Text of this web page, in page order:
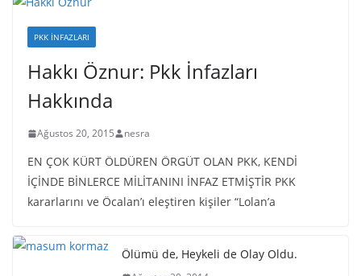
PKK İNFAZLARI
Hakkı Öznur: Pkk İnfazları
Hakkında
Ağustos 20, 2015 nesra
EN ÇOK KÜRT ÖLDÜREN ÖRGÜT OLAN PKK, KENDİ
İÇİNDE BİNLERCE MİLİTANINI İNFAZ ETMİŞTİR PKK
kararlarını ve Öcalan’ı eleştiren kişiler “Lolan’a
Ölümü de, Heykeli de Olay Oldu.